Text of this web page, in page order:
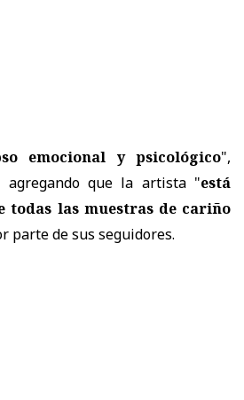
emocional y psicológico",
agregando que la artista "está
todas las muestras de cariño
parte de sus seguidores.